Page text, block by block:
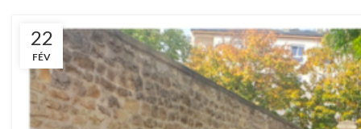
22
FÉV